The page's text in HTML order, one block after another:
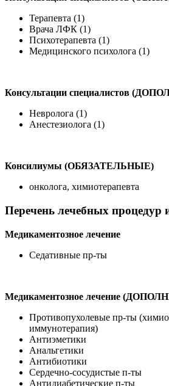
Терапевта (1)
Врача ЛФК (1)
Психотерапевта (1)
Медицинского психолога (1)
Консультации специалистов
Невролога (1)
Анестезиолога (1)
Консилиумы (ОБЯЗАТЕЛЬНЫЕ)
онколога, химиотерапевта
Перечень лечебных процедур
Медикаментозное лечение
Седативные пр-ты
Медикаментозное лечение
Противопухолевые пр-ты
иммунотерапия)
Антиэметики
Анальгетики
Антибиотики
Сердечно-сосудистые п-ты
Антидиабетические п-ты